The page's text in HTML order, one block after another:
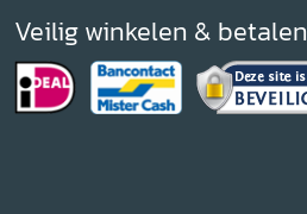
Veilig winkelen & betalen